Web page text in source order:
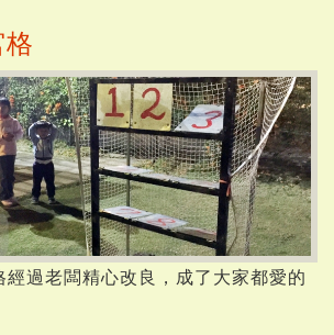
經過老闆精心改良，成了大家都愛的